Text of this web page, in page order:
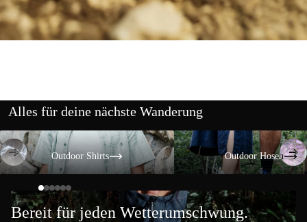
Alles für deine nächste Wanderung
Outdoor Shirts
Outdoor Shirts
Outdoor Hosen
Outdoor Hosen
Bereit für jeden Wetterumschwung.